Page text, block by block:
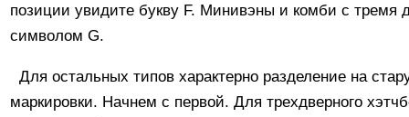
позиции увидите букву F. Минивэны и комби с тремя
символом G.
Для остальных типов характерно разделение на
маркировки. Начнем с первой. Для трехдверного